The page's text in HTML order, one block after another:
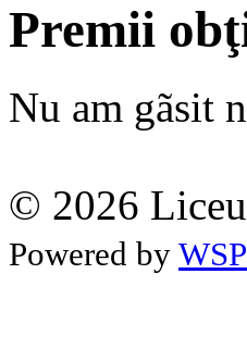
Premii
Nu am gãsit
© 2026
Powered by